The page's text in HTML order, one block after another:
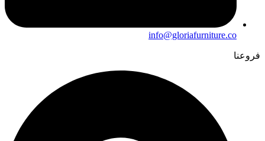
info@gloriafurniture.co
فروعنا